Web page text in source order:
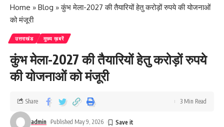
Home » Blog »कुंभ मेला-2027 की तैयारियों हेतु करोड़ों रुपये की योजनाओं
को मंजूरी
उत्तराखंड मुख्य ख़बरें
कुंभ मेला-2027 की तैयारियों हेतु करोड़ों रुपये
की योजनाओं को मंजूरी
admin Published May 9, 2026
Share 3 Min Read